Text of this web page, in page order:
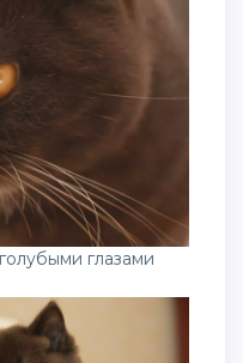
глазами